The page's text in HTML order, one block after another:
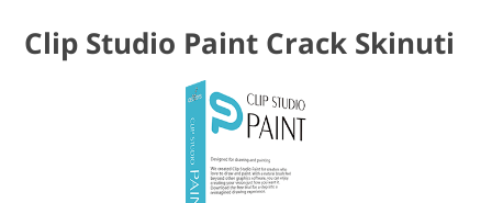
Clip Studio Paint Crack Skinuti